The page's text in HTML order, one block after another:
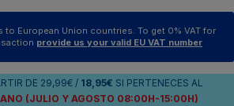
to European Union countries. To get 0% VAT for
provide us your valid EU VAT number
DE 29,99€ / 18,95€ SI PERTENECES AL
(JULIO Y AGOSTO 08:00H-15:00H)